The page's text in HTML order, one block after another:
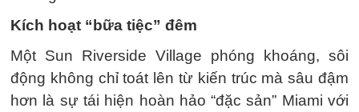
Kích hoạt “bữa tiệc” đêm
Một Sun Riverside Village phóng khoáng, sôi
động không chỉ toát lên từ kiến trúc mà sâu đậm
hơn là sự tái hiện hoàn hảo “đặc sản” Miami với